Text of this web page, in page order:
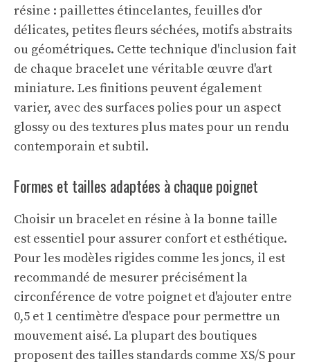
résine : paillettes étincelantes, feuilles d'or
délicates, petites fleurs séchées, motifs abstraits
ou géométriques. Cette technique d'inclusion fait
de chaque bracelet une véritable œuvre d'art
miniature. Les finitions peuvent également
varier, avec des surfaces polies pour un aspect
glossy ou des textures plus mates pour un rendu
contemporain et subtil.
Formes et tailles adaptées à chaque poignet
Choisir un bracelet en résine à la bonne taille
est essentiel pour assurer confort et esthétique.
Pour les modèles rigides comme les joncs, il est
recommandé de mesurer précisément la
circonférence de votre poignet et d'ajouter entre
0,5 et 1 centimètre d'espace pour permettre un
mouvement aisé. La plupart des boutiques
proposent des tailles standards comme XS/S pour